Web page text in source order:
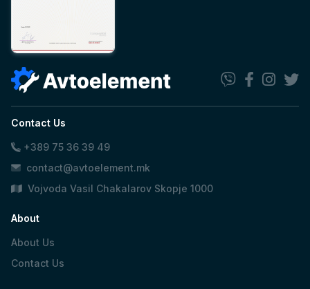
Contact Us
+389 75 36 39 49
contact@avtoelement.mk
Vojvoda Vasil Chakalarov Skopje 1000
About
About Us
Contact Us